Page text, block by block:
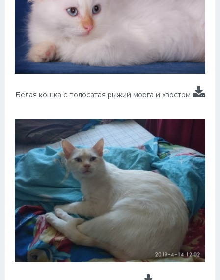
Белая кошка с полосатая рыжий морга и хвостом